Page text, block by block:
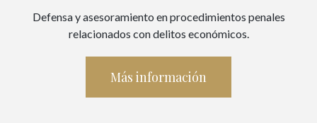
Defensa y asesoramiento en procedimientos penales
relacionados con delitos económicos.
Más información